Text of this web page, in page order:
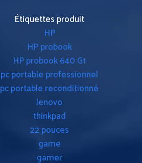
Étiquettes produit
HP
HP probook
HP probook 640 G1
pc portable professionnel
pc portable reconditionné
lenovo
thinkpad
22 pouces
game
gamer